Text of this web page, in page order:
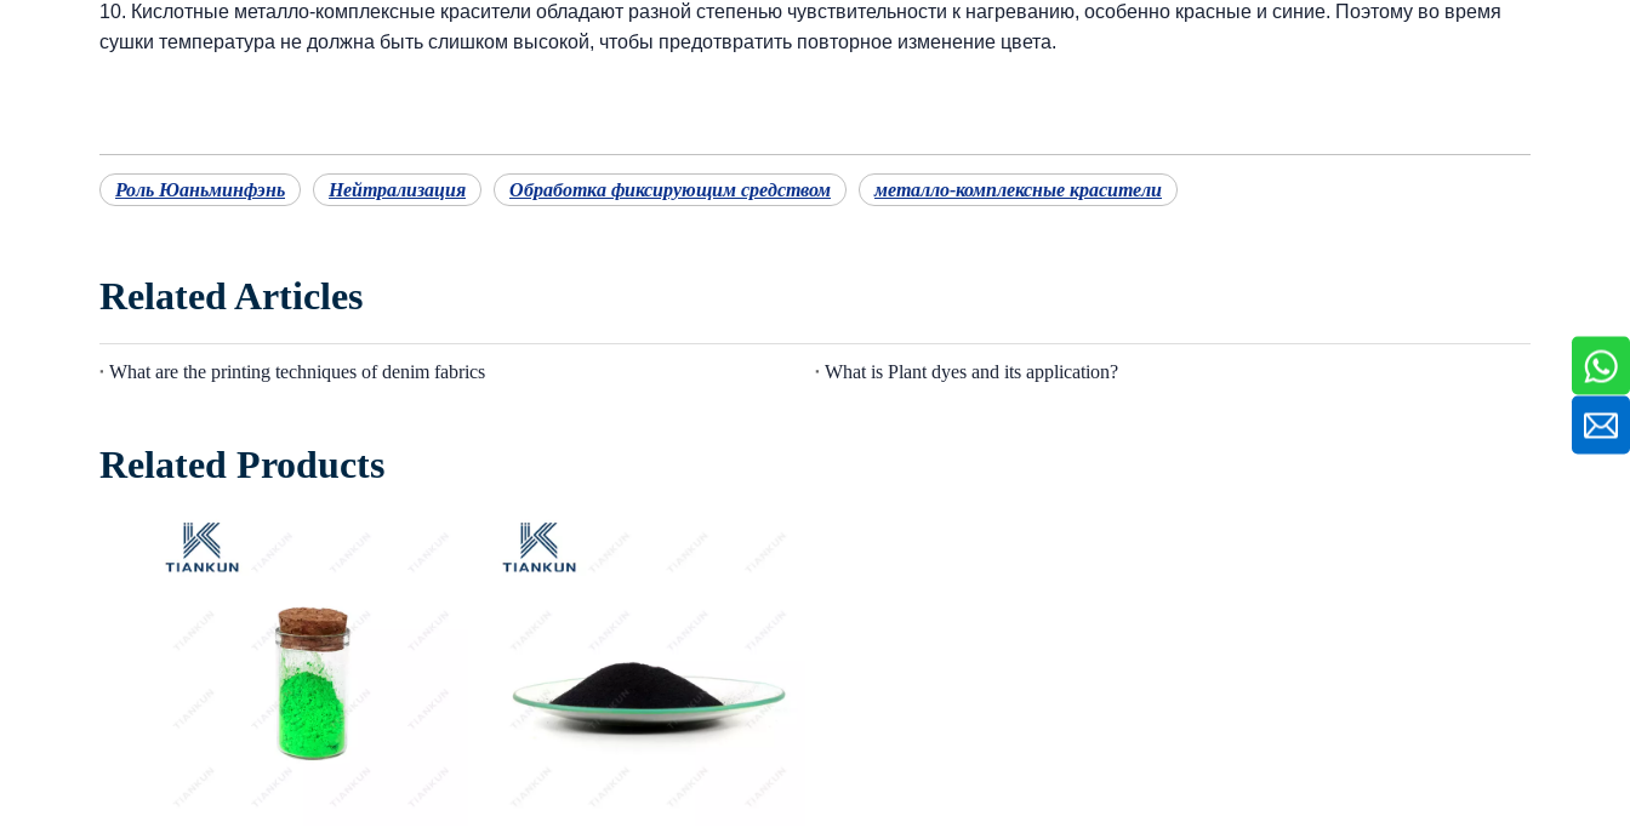
10. Кислотные металло-комплексные красители обладают разной степенью чувствительности к нагреванию, особенно красные и синие. Поэтому во время
сушки температура не должна быть слишком высокой, чтобы предотвратить повторное изменение цвета.
Роль Юаньминфэнь Нейтрализация Обработка фиксирующим средством металло-комплексные красители
Related Articles
What are the printing techniques of denim fabrics What is Plant dyes and its application?
Related Products